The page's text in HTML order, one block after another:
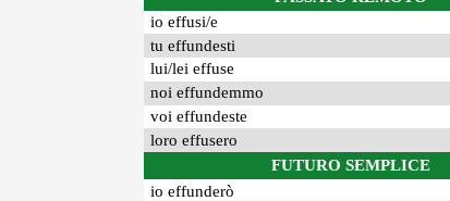
io effusi/e
tu effundesti
lui/lei effuse
noi effundemmo
voi effundeste
loro effusero
FUTURO SEMPLICE
io effunderò